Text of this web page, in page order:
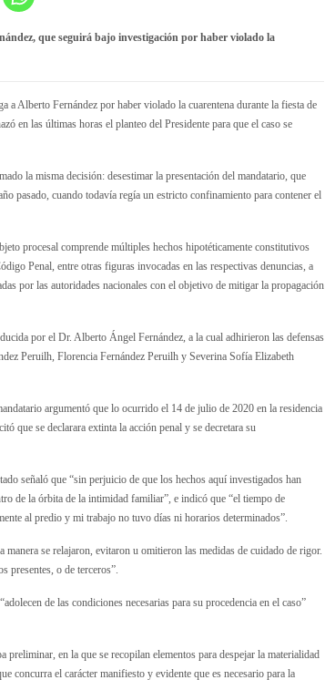
que seguirá bajo investigación por haber violado la
Alberto Fernández por haber violado la cuarentena durante la fiesta de
en las últimas horas el planteo del Presidente para que el caso se
la misma decisión: desestimar la presentación del mandatario, que
pasado, cuando todavía regía un estricto confinamiento para contener el
procesal comprende múltiples hechos hipotéticamente constitutivos
Penal, entre otras figuras invocadas en las respectivas denuncias, a
por las autoridades nacionales con el objetivo de mitigar la propagación
por el Dr. Alberto Ángel Fernández, a la cual adhirieron las defensas
Peruilh, Florencia Fernández Peruilh y Severina Sofía Elizabeth
argumentó que lo ocurrido el 14 de julio de 2020 en la residencia
que se declarara extinta la acción penal y se decretara su
señaló que “sin perjuicio de que los hechos aquí investigados han
de la órbita de la intimidad familiar”, e indicó que “el tiempo de
al predio y mi trabajo no tuvo días ni horarios determinados”.
se relajaron, evitaron u omitieron las medidas de cuidado de rigor.
presentes, o de terceros”.
de las condiciones necesarias para su procedencia en el caso”
preliminar, en la que se recopilan elementos para despejar la materialidad
concurra el carácter manifiesto y evidente que es necesario para la